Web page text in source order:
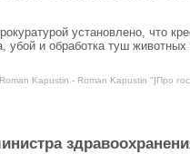
установлено, что
и обработка туш животных
Kapustin - Roman Kapustin "]Про